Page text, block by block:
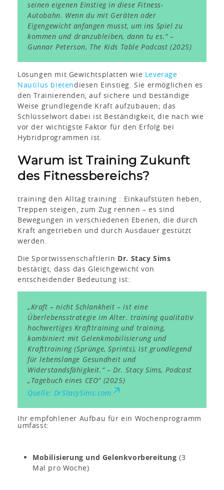
seinen eigenen Einstieg in diese Fitness-
Autobahn. Wenn du mit Geräten oder
Eigengewicht anfangen musst, um ins Spiel zu
kommen und dranzubleiben, dann tu es.“ –
Gunnar Peterson, The Kids Table Podcast (2025)
Lösungen mit Gewichtsplatten wie Leverage
Nautilus bietendiesen Einstieg. Sie ermöglichen es
den Trainierenden, auf sichere und beständige
Weise grundlegende Kraft aufzubauen; das
Schlüsselwort dabei ist Beständigkeit, die nach wie
vor der wichtigste Faktor für den Erfolg bei
Hybridprogrammen ist.
Warum ist Training Zukunft
des Fitnessbereichs?
training den Alltag training : Einkaufstüten heben,
Treppen steigen, zum Zug rennen – es sind
Bewegungen in verschiedenen Ebenen, die durch
Kraft angetrieben und durch Ausdauer gestützt
werden.
Die Sportwissenschaftlerin Dr. Stacy Sims
bestätigt, dass das Gleichgewicht von
entscheidender Bedeutung ist:
„Kraft – nicht Schlankheit – ist eine
Überlebensstrategie im Alter. training qualitativ
hochwertiges Krafttraining und training,
kombiniert mit Gelenkmobilisierung und
Krafttraining (Sprünge, Sprints), ist grundlegend
für lebenslange Gesundheit und
Widerstandsfähigkeit.“ – Dr. Stacy Sims, Podcast
„Tagebuch eines CEO“ (2025)
Quelle: DrStacySims.com
Ihr empfohlener Aufbau für ein Wochenprogramm
umfasst:
Mobilisierung und Gelenkvorbereitung (3
Mal pro Woche)